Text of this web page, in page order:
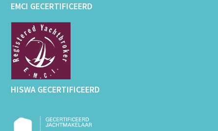
EMCI GECERTIFICEERD
HISWA GECERTIFICEERD